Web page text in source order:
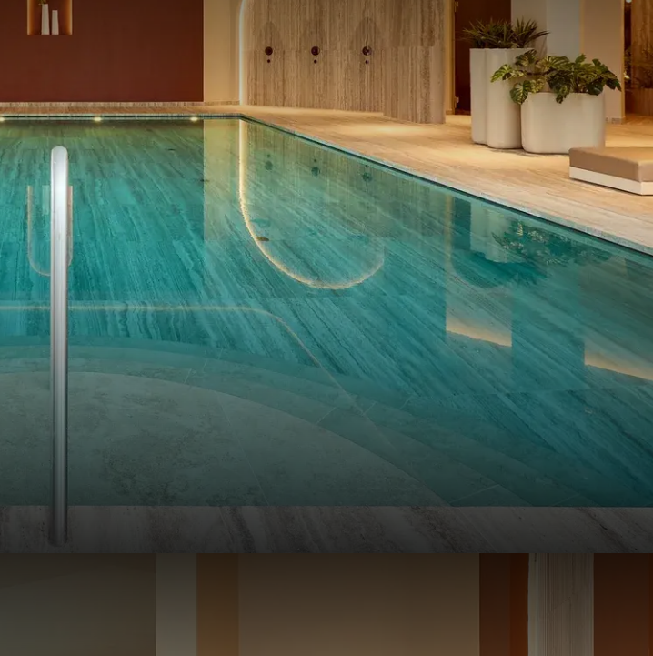
is buiten Boost wellness gelegen en bevindt zich
is
gratis voor hotelgasten
| overhead press | lat pull down | crossfit | leg press
duik bij Boost
ZWEMBAD